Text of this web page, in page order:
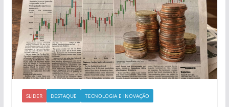
SLIDER DESTAQUE TECNOLOGIA E INOVAÇÃO